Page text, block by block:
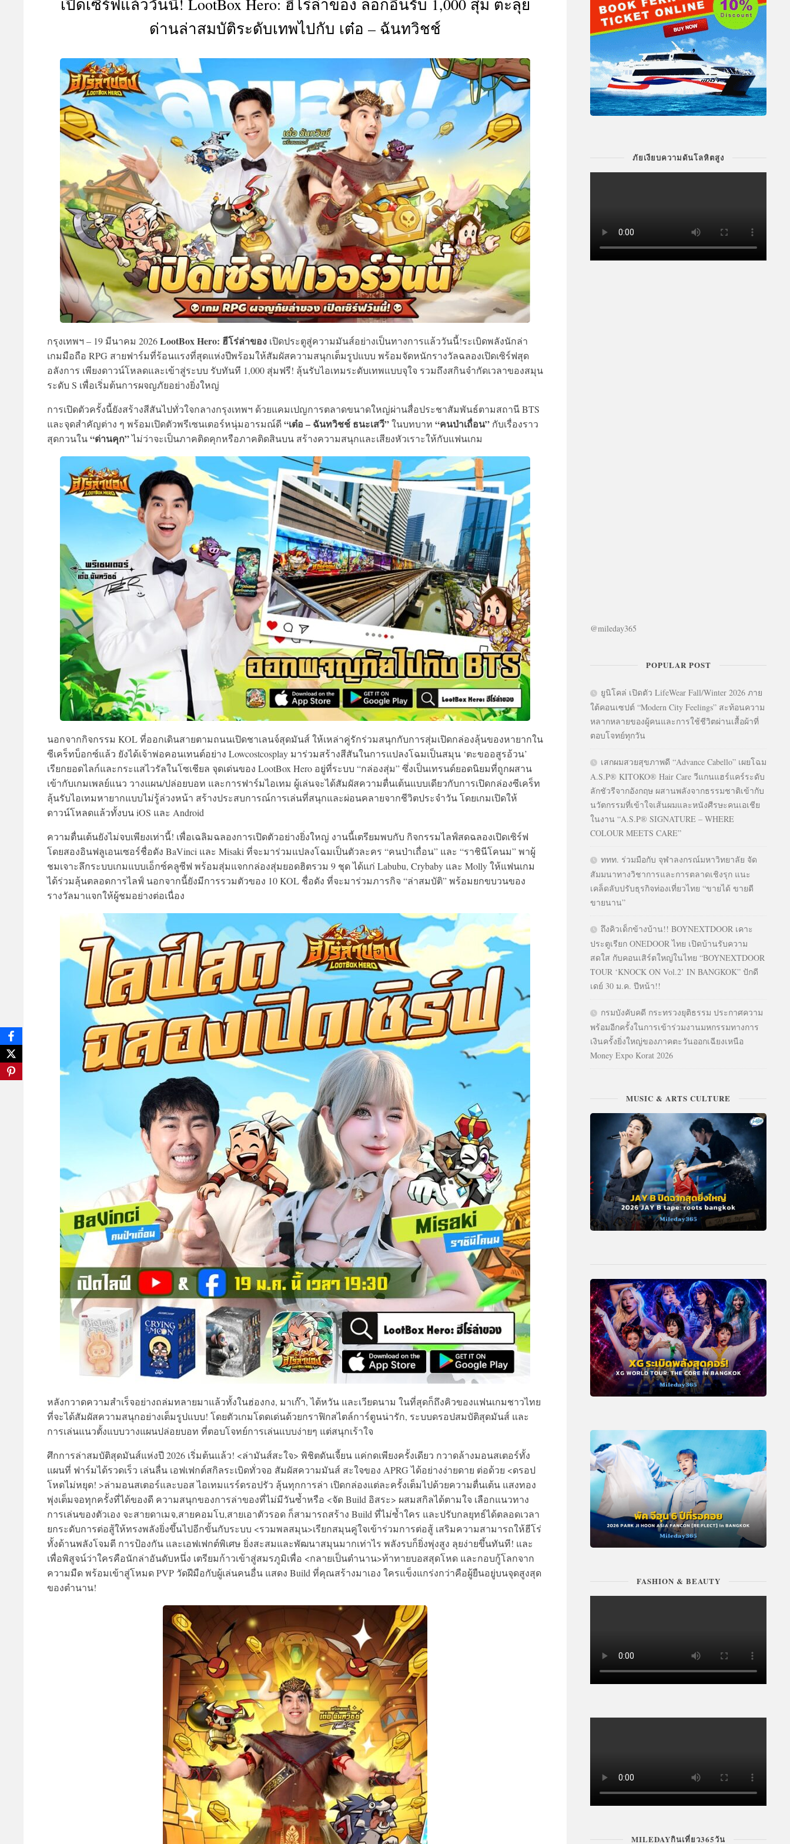
ACTIVITIES
&
เปิดเซิร์ฟแล้ววันนี้! LootBox Hero: ฮีโร่ล่าของ ล็อกอินรับ 1,000 สุ่ม ตะลุย
ด่านล่าสมบัติระดับเทพไปกับ เต๋อ – ฉันทวิชช์
กรุงเทพฯ – 19 มีนาคม 2026LootBox Hero: ฮีโร่ล่าของ เปิดประตูสู่ความมันส์อย่างเป็นทางการแล้ววันนี้!ระเบิดพลังนักล่า
เกมมือถือ RPG สายฟาร์มที่ร้อนแรงที่สุดแห่งปีพร้อมให้สัมผัสความสนุกเต็มรูปแบบ พร้อมจัดหนักรางวัลฉลองเปิดเซิร์ฟสุด
อลังการ เพียงดาวน์โหลดและเข้าสู่ระบบ รับทันที 1,000 สุ่มฟรี! ลุ้นรับไอเทมระดับเทพแบบจุใจ รวมถึงสกินจำกัดเวลาของสมุน
ระดับ S เพื่อเริ่มต้นการผจญภัยอย่างยิ่งใหญ่
การเปิดตัวครั้งนี้ยังสร้างสีสันไปทั่วใจกลางกรุงเทพฯ ด้วยแคมเปญการตลาดขนาดใหญ่ผ่านสื่อประชาสัมพันธ์ตามสถานี BTS
และจุดสำคัญต่าง ๆ พร้อมเปิดตัวพรีเซนเตอร์หนุ่มอารมณ์ดี“เต๋อ – ฉันทวิชช์ ธนะเสวี”ในบทบาท “คนป่าเถื่อน” กับเรื่องราว
สุดกวนใน“ด่านคุก”ไม่ว่าจะเป็นภาคติดคุกหรือภาคติดสินบน สร้างความสนุกและเสียงหัวเราะให้กับแฟนเกม
นอกจากกิจกรรม KOL ที่ออกเดินสายตามถนนเปิดชาเลนจ์สุดมันส์ ให้เหล่าคู่รักร่วมสนุกกับการสุ่มเปิดกล่องลุ้นของหายากใน
ซีเคร็ทบ็อกซ์แล้ว ยังได้เจ้าพ่อคอนเทนต์อย่าง Lowcostcosplay มาร่วมสร้างสีสันในการแปลงโฉมเป็นสมุน ‘ตะขออสูรอ้วน’
เรียกยอดไลก์และกระแสไวรัลในโซเชียล จุดเด่นของ LootBox Hero อยู่ที่ระบบ “กล่องสุ่ม” ซึ่งเป็นเทรนด์ยอดนิยมที่ถูกผสาน
เข้ากับเกมเพลย์แนว วางแผน/ปล่อยบอท และการฟาร์มไอเทม ผู้เล่นจะได้สัมผัสความตื่นเต้นแบบเดียวกับการเปิดกล่องซีเคร็ท
ลุ้นรับไอเทมหายากแบบไม่รู้ล่วงหน้า สร้างประสบการณ์การเล่นที่สนุกและผ่อนคลายจากชีวิตประจำวัน โดยเกมเปิดให้
ดาวน์โหลดแล้วทั้งบน iOS และ Android
ความตื่นเต้นยังไม่จบเพียงเท่านี้! เพื่อเฉลิมฉลองการเปิดตัวอย่างยิ่งใหญ่ งานนี้เตรียมพบกับ กิจกรรมไลฟ์สดฉลองเปิดเซิร์ฟ
โดยสองอินฟลูเอนเซอร์ชื่อดัง BaVinci และ Misaki ที่จะมาร่วมแปลงโฉมเป็นตัวละคร “คนป่าเถื่อน” และ “ราชินีโคนม” พาผู้
ชมเจาะลึกระบบเกมแบบเอ็กซ์คลูซีฟ พร้อมสุ่มแจกกล่องสุ่มยอดฮิตรวม 9 ชุด ได้แก่ Labubu, Crybaby และ Molly ให้แฟนเกม
ได้ร่วมลุ้นตลอดการไลฟ์ นอกจากนี้ยังมีการรวมตัวของ 10 KOL ชื่อดัง ที่จะมาร่วมภารกิจ “ล่าสมบัติ” พร้อมยกขบวนของ
รางวัลมาแจกให้ผู้ชมอย่างต่อเนื่อง
หลังกวาดความสำเร็จอย่างถล่มทลายมาแล้วทั้งในฮ่องกง, มาเก๊า, ไต้หวัน และเวียดนาม ในที่สุดก็ถึงคิวของแฟนเกมชาวไทย
ที่จะได้สัมผัสความสนุกอย่างเต็มรูปแบบ! โดยตัวเกมโดดเด่นด้วยกราฟิกสไตล์การ์ตูนน่ารัก, ระบบดรอปสมบัติสุดมันส์ และ
การเล่นแนวตั้งแบบวางแผนปล่อยบอท ที่ตอบโจทย์การเล่นแบบง่ายๆ แต่สนุกเร้าใจ
ศึกการล่าสมบัติสุดมันส์แห่งปี 2026 เริ่มต้นแล้ว! <ล่ามันส์สะใจ> พิชิตดันเจี้ยน แค่กดเพียงครั้งเดียว กวาดล้างมอนสเตอร์ทั้ง
แผนที่ ฟาร์มได้รวดเร็ว เล่นลื่น เอฟเฟกต์สกิลระเบิดทั่วจอ สัมผัสความมันส์ สะใจของ APRG ได้อย่างง่ายดาย ต่อด้วย <ดรอป
โหดไม่หยุด! >ล่ามอนสเตอร์และบอส ไอเทมแรร์ดรอปรัว ลุ้นทุกการล่า เปิดกล่องแต่ละครั้งเต็มไปด้วยความตื่นเต้น แสงทอง
พุ่งเต็มจอทุกครั้งที่ได้ของดี ความสนุกของการล่าของที่ไม่มีวันซ้ำหรือ <จัด Build อิสระ> ผสมสกิลได้ตามใจ เลือกแนวทาง
การเล่นของตัวเอง จะสายดาเมจ,สายคอมโบ,สายเอาตัวรอด ก็สามารถสร้าง Build ที่ไม่ซ้ำใคร และปรับกลยุทธ์ได้ตลอดเวลา
ยกระดับการต่อสู้ให้ทรงพลังยิ่งขึ้นไปอีกขั้นกับระบบ <รวมพลสมุน>เรียกสมุนคู่ใจเข้าร่วมการต่อสู้ เสริมความสามารถให้ฮีโร่
ทั้งด้านพลังโจมตี การป้องกัน และเอฟเฟกต์พิเศษ ยิ่งสะสมและพัฒนาสมุนมากเท่าไร พลังรบก็ยิ่งพุ่งสูง ลุยง่ายขึ้นทันที! และ
เพื่อพิสูจน์ว่าใครคือนักล่าอันดับหนึ่ง เตรียมก้าวเข้าสู่สมรภูมิเพื่อ <กลายเป็นตำนาน>ท้าทายบอสสุดโหด และกอบกู้โลกจาก
ความมืด พร้อมเข้าสู่โหมด PVP วัดฝีมือกับผู้เล่นคนอื่น แสดง Build ที่คุณสร้างมาเอง ใครแข็งแกร่งกว่าคือผู้ยืนอยู่บนจุดสูงสุด
ของตำนาน!
ภัยเงียบความดันโลหิตสูง
@mileday365
POPULAR POST
ยูนิโคล่ เปิดตัว LifeWear Fall/Winter 2026 ภาย
ใต้คอนเซปต์ “Modern City Feelings” สะท้อนความ
หลากหลายของผู้คนและการใช้ชีวิตผ่านเสื้อผ้าที่
ตอบโจทย์ทุกวัน
เสกผมสวยสุขภาพดี “Advance Cabello” เผยโฉม
A.S.P® KITOKO® Hair Care วีแกนแฮร์แคร์ระดับ
ลักชัวรีจากอังกฤษ ผสานพลังจากธรรมชาติเข้ากับ
นวัตกรรมที่เข้าใจเส้นผมและหนังศีรษะคนเอเชีย
ในงาน “A.S.P® SIGNATURE – WHERE
COLOUR MEETS CARE”
ททท. ร่วมมือกับ จุฬาลงกรณ์มหาวิทยาลัย จัด
สัมมนาทางวิชาการและการตลาดเชิงรุก แนะ
เคล็ดลับปรับธุรกิจท่องเที่ยวไทย “ขายได้ ขายดี
ขายนาน”
ถึงคิวเด็กข้างบ้าน!! BOYNEXTDOOR เคาะ
ประตูเรียก ONEDOOR ไทย เปิดบ้านรับความ
สดใส กับคอนเสิร์ตใหญ่ในไทย “BOYNEXTDOOR
TOUR ‘KNOCK ON Vol.2’ IN BANGKOK” ปักดี
เดย์ 30 ม.ค. ปีหน้า!!
กรมบังคับคดี กระทรวงยุติธรรม ประกาศความ
พร้อมอีกครั้งในการเข้าร่วมงานมหกรรมทางการ
เงินครั้งยิ่งใหญ่ของภาคตะวันออกเฉียงเหนือ
Money Expo Korat 2026
MUSIC & ARTS CULTURE
FASHION & BEAUTY
MILEDAYกินเที่ยว365วัน